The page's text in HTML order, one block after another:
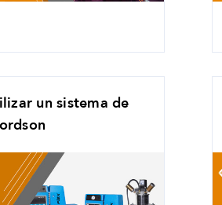
un sistema de